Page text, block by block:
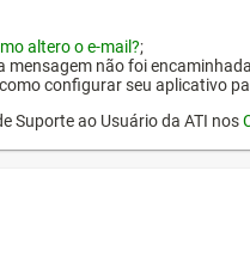
altero o e-mail?;
mensagem não foi
como configurar seu aplicativo
Suporte ao Usuário da ATI nos